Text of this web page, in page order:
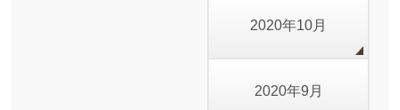
2020年10月
2020年9月